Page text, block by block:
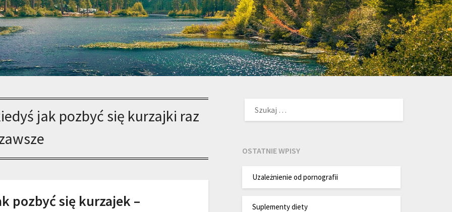
jak pozbyć się kurzajki raz
pozbyć się kurzajek –
OSTATNIE WPISY
Uzależnienie od pornografii
Suplementy diety